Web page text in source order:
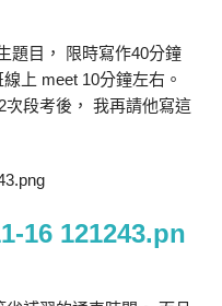
題目， 限時寫作40分鐘
上 meet 10分鐘左右。
次段考後， 我再請他寫這
16 121243.pn